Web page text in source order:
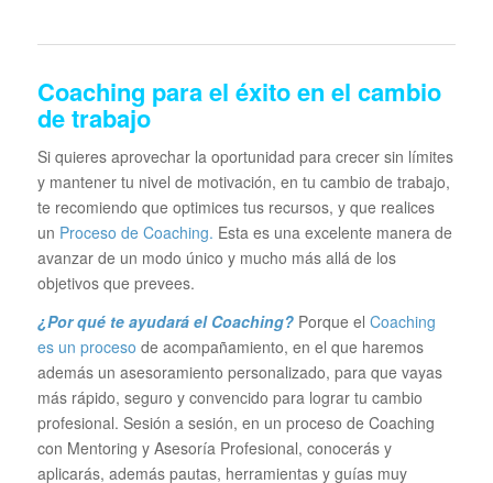
Coaching para el éxito en el cambio
de trabajo
Si quieres aprovechar la oportunidad para crecer sin límites
y mantener tu nivel de motivación, en tu cambio de trabajo,
te recomiendo que optimices tus recursos, y que realices
un Proceso de Coaching. Esta es una excelente manera de
avanzar de un modo único y mucho más allá de los
objetivos que prevees.
¿Por qué te ayudará el Coaching?Porque el Coaching
es un proceso de acompañamiento, en el que haremos
además un asesoramiento personalizado, para que vayas
más rápido, seguro y convencido para lograr tu cambio
profesional. Sesión a sesión, en un proceso de Coaching
con Mentoring y Asesoría Profesional, conocerás y
aplicarás, además pautas, herramientas y guías muy